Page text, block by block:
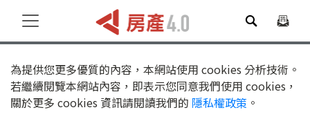
為提供您更多優質的內容，本網站使用 cookies 分析技術。
若繼續閱覽本網站內容，即表示您同意我們使用 cookies，
關於更多 cookies 資訊請閱讀我們的 隱私權政策 。